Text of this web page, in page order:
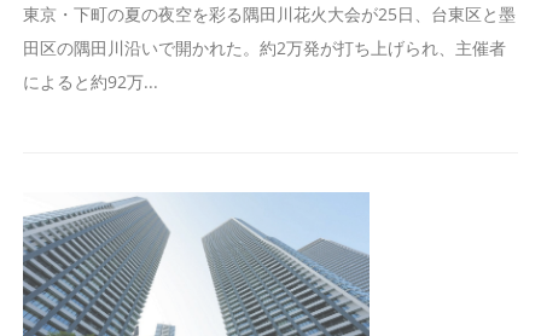
東京・下町の夏の夜空を彩る隅田川花火大会が25日、台東区と墨
田区の隅田川沿いで開かれた。約2万発が打ち上げられ、主催者
によると約92万...